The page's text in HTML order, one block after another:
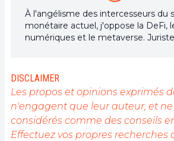
À l'angélisme des intercesseurs du
monétaire actuel, j'oppose la DeFi,
numériques et le metaverse.
DISCLAIMER
Les propos et opinions exprimés
n'engagent que leur auteur, et
considérés comme des conseils
Effectuez vos propres recherches